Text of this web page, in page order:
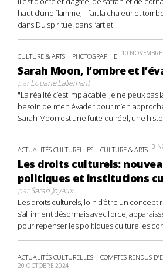
haut d’une flamme, il fait la chaleur et
dans Du spirituel dans l’art et...
CULTURE & ARTS PHOTOGRAPHIE 10
Sarah Moon, l’ombre et
parLouane Lallemant
"La réalité c’est implacable. Je ne peux pas
besoin de m’en évader pour m’en
Sarah Moon est une fuite du réel, une
ACTUALITÉS CULTURELLES CULTURE & ARTS 3
Les droits culturels:
politiques et institutions
parSarah Joyaux
Les droits culturels, loin d’être un concept
s’affirment désormais avec force,
pour repenser les politiques culturelles
ACTUALITÉS CULTURELLES COMPTES RENDUS
20 OCTOBRE 2024